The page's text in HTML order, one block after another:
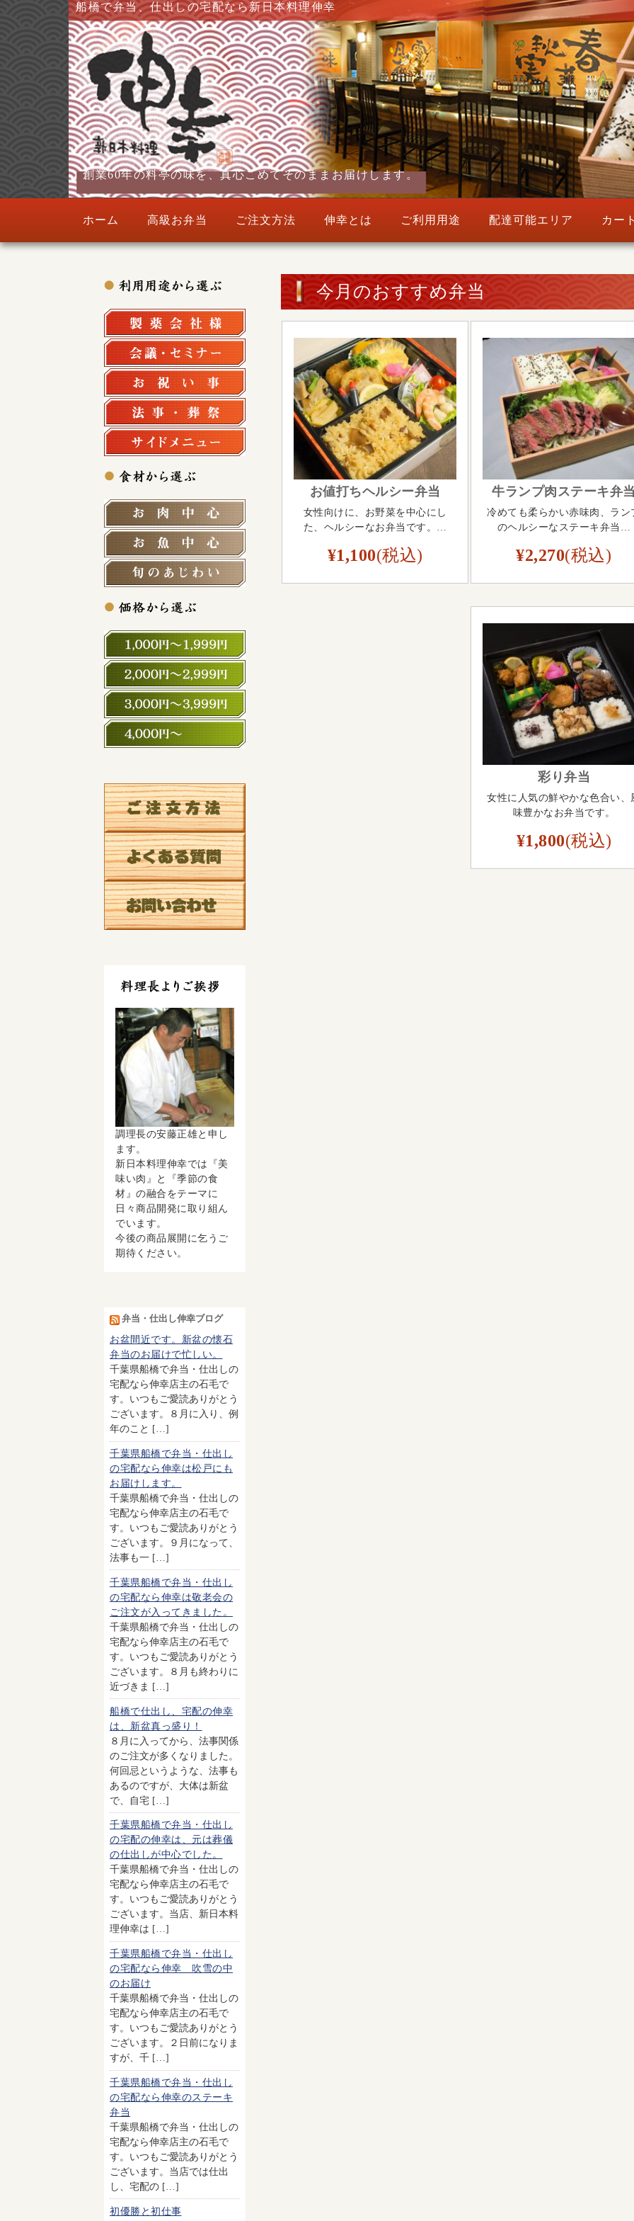
船橋で弁当、仕出しの宅配なら新日本料理伸幸
創業60年の料亭の味を、真心こめてそのままお届けします。
ホーム 高級お弁当 ご注文方法 伸幸とは ご利用用途 配達可能エリア カー
今月のおすすめ弁当
お値打ちヘルシー弁当
女性向けに、お野菜を中心にし
た、ヘルシーなお弁当です。…
¥1,100(税込)
牛ランプ肉ステーキ弁
冷めても柔らかい赤味肉、ラン
のヘルシーなステーキ弁当…
¥2,270(税込)
彩り弁当
女性に人気の鮮やかな色合い、
味豊かなお弁当です。
¥1,800(税込)
法事・法要
サイドメニュー
調理長の安藤正雄と申し
ます。
新日本料理伸幸では『美
味い肉』と『季節の食
材』の融合をテーマに
日々商品開発に取り組ん
でいます。
今後の商品展開に乞うご
期待ください。
弁当・仕出し伸幸ブログ
お盆間近です。新盆の懐石
弁当のお届けで忙しい。
千葉県船橋で弁当・仕出しの
宅配なら伸幸店主の石毛で
す。いつもご愛読ありがとう
ございます。８月に入り、例
年のこと […]
千葉県船橋で弁当・仕出し
の宅配なら伸幸は松戸にも
お届けします。
千葉県船橋で弁当・仕出しの
宅配なら伸幸店主の石毛で
す。いつもご愛読ありがとう
ございます。９月になって、
法事も一 […]
千葉県船橋で弁当・仕出し
の宅配なら伸幸は敬老会の
ご注文が入ってきました。
千葉県船橋で弁当・仕出しの
宅配なら伸幸店主の石毛で
す。いつもご愛読ありがとう
ございます。８月も終わりに
近づきま […]
船橋で仕出し、宅配の伸幸
は、新盆真っ盛り！
８月に入ってから、法事関係
のご注文が多くなりました。
何回忌というような、法事も
あるのですが、大体は新盆
で、自宅 […]
千葉県船橋で弁当・仕出し
の宅配の伸幸は、元は葬儀
の仕出しが中心でした。
千葉県船橋で弁当・仕出しの
宅配なら伸幸店主の石毛で
す。いつもご愛読ありがとう
ございます。当店、新日本料
理伸幸は […]
千葉県船橋で弁当・仕出し
の宅配なら伸幸 吹雪の中
のお届け
千葉県船橋で弁当・仕出しの
宅配なら伸幸店主の石毛で
す。いつもご愛読ありがとう
ございます。２日前になりま
すが、千 […]
千葉県船橋で弁当・仕出し
の宅配なら伸幸のステーキ
弁当
千葉県船橋で弁当・仕出しの
宅配なら伸幸店主の石毛で
す。いつもご愛読ありがとう
ございます。当店では仕出
し、宅配の […]
初優勝と初仕事